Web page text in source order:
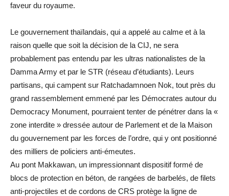
faveur du royaume.
Le gouvernement thaïlandais, qui a appelé au calme et à la
raison quelle que soit la décision de la CIJ, ne sera
probablement pas entendu par les ultras nationalistes de la
Damma Army et par le STR (réseau d’étudiants). Leurs
partisans, qui campent sur Ratchadamnoen Nok, tout près du
grand rassemblement emmené par les Démocrates autour du
Democracy Monument, pourraient tenter de pénétrer dans la «
zone interdite » dressée autour de Parlement et de la Maison
du gouvernement par les forces de l’ordre, qui y ont positionné
des milliers de policiers anti-émeutes.
Au pont Makkawan, un impressionnant dispositif formé de
blocs de protection en béton, de rangées de barbelés, de filets
anti-projectiles et de cordons de CRS protège la ligne de